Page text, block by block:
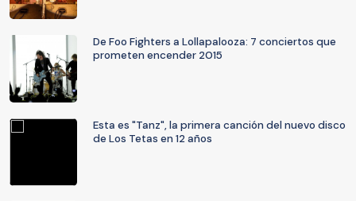
De Foo Fighters a Lollapalooza: 7 conciertos que
prometen encender 2015
Esta es "Tanz", la primera canción del nuevo disco
de Los Tetas en 12 años